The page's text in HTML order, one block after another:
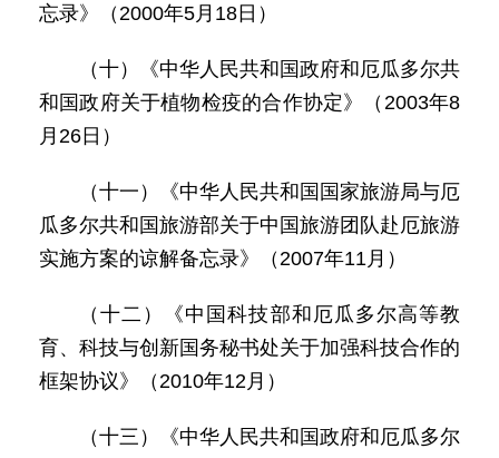
忘录》（2000年5月18日）
（十）《中华人民共和国政府和厄瓜多尔共
和国政府关于植物检疫的合作协定》（2003年8
月26日）
（十一）《中华人民共和国国家旅游局与厄
瓜多尔共和国旅游部关于中国旅游团队赴厄旅游
实施方案的谅解备忘录》（2007年11月）
（十二）《中国科技部和厄瓜多尔高等教
育、科技与创新国务秘书处关于加强科技合作的
框架协议》（2010年12月）
（十三）《中华人民共和国政府和厄瓜多尔